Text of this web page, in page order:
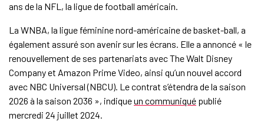
ans de la NFL, la ligue de football américain.
La WNBA, la ligue féminine nord-américaine de basket-ball, a
également assuré son avenir sur les écrans. Elle a annoncé « le
renouvellement de ses partenariats avec The Walt Disney
Company et Amazon Prime Video, ainsi qu’un nouvel accord
avec NBC Universal (NBCU). Le contrat s’étendra de la saison
2026 à la saison 2036 », indiqueun communiquépublié
mercredi 24 juillet 2024.